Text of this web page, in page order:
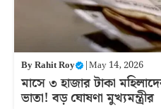
ByRahit Roy |May 14, 2026
মাসে ৩ হাজার টাকা
ভাতা! বড় ঘোষণা মুখ্যমন্ত্রীর